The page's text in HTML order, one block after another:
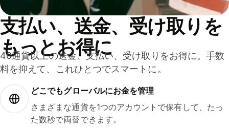
支払い、送金、受け取りを
もっとお得に
40通貨以上の送金、支払い、受け取りをお得に。手数
料を抑えて、これひとつでスマートに。
どこでもグ⁠ロ⁠ー⁠バ⁠ルにお金を管理
さまざまな通貨を1つのアカウントで保有して、たっ
た数秒で両替できます。